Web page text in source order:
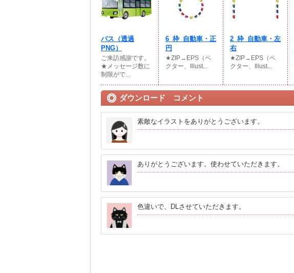
バス（透過
PNG）
ご来訪感謝です。
★メッセージ数に
制限がで...
6_枠_自動車・正
円
★ZIP→EPS（ベ
クター、Illust...
2_枠_自動車・左
右
★ZIP→EPS（ベ
クター、Illust...
ダウンロード コメント
素敵なイラストをありがとうございます。
ありがとうございます。使わせていただきます。
色違いで、DLさせていただきます。